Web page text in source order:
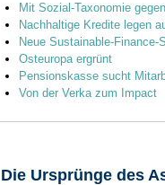
Mit Sozial-Taxonomie
Nachhaltige Kredite legen
Neue Sustainable-
Osteuropa ergrünt
Pensionskasse sucht
Von der Verka zum Impact
Die Ursprünge des